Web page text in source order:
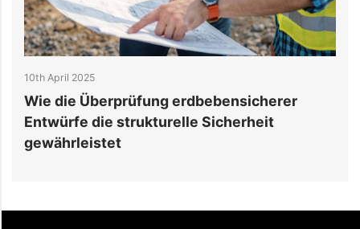
erdbebensicherer
Sicherheit
Top 5 Hyperscale-